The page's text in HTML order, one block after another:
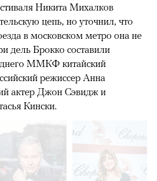
Никита Михалков
цепь, но уточнил, что
в московском метро она не
дель Брокко составили
ММКФ китайский
режиссер Анна
актер Джон Сэвидж и
Кински.